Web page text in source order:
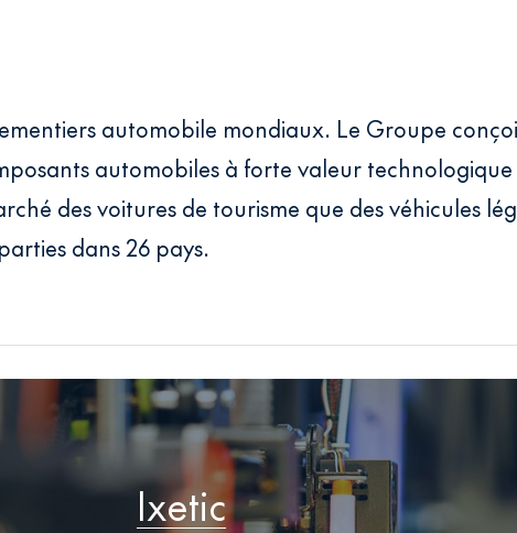
automobile mondiaux. Le Groupe
automobiles à forte valeur
des voitures de tourisme que des véhicules
dans 26 pays.
Ixetic